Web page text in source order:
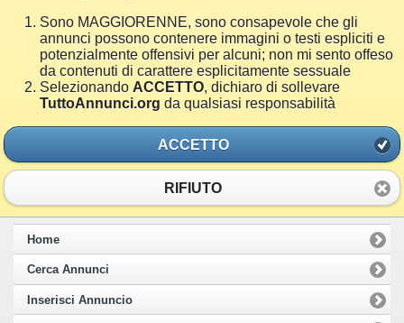
Sono MAGGIORENNE, sono consapevole che gli
annunci possono contenere immagini o testi espliciti e
potenzialmente offensivi per alcuni; non mi sento offeso
da contenuti di carattere esplicitamente sessuale
Selezionando ACCETTO, dichiaro di sollevare
TuttoAnnunci.org da qualsiasi responsabilità
ACCETTO
RIFIUTO
Home
Cerca Annunci
Inserisci Annuncio